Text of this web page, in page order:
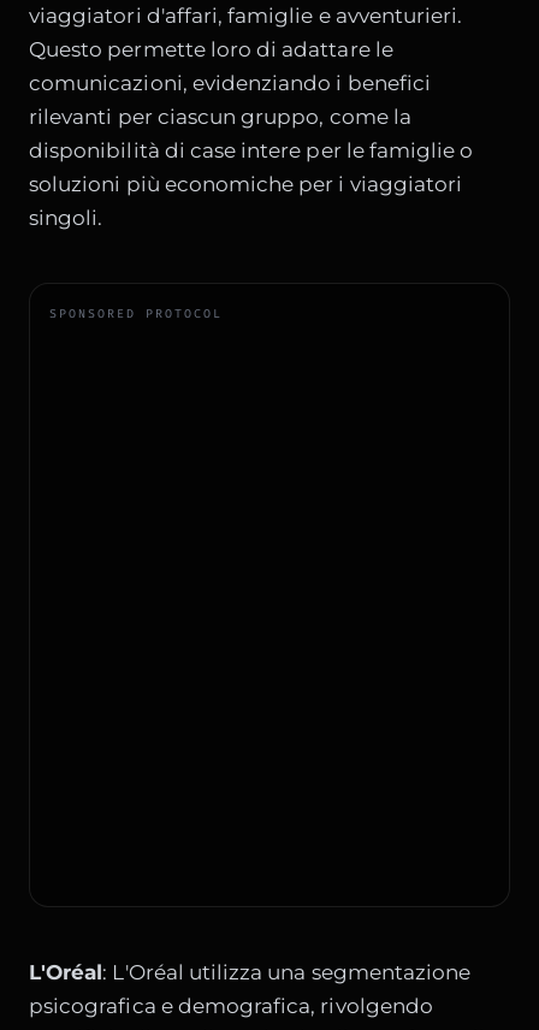
viaggiatori d'affari, famiglie e avventurieri.
Questo permette loro di adattare le
comunicazioni, evidenziando i benefici
rilevanti per ciascun gruppo, come la
disponibilità di case intere per le famiglie o
soluzioni più economiche per i viaggiatori
singoli.
SPONSORED PROTOCOL
L'Oréal: L'Oréal utilizza una segmentazione
psicografica e demografica, rivolgendo